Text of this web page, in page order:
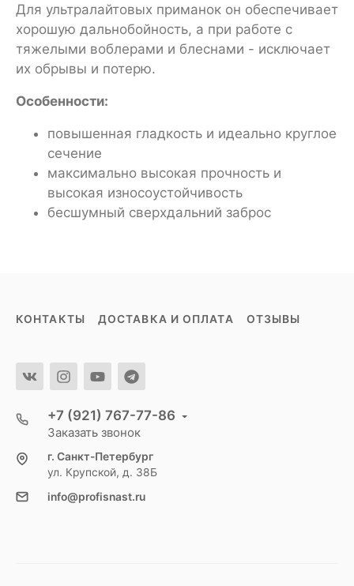
Для ультралайтовых приманок он обеспечивает
хорошую дальнобойность, а при работе с
тяжелыми воблерами и блеснами - исключает
их обрывы и потерю.
Особенности:
повышенная гладкость и идеально круглое
сечение
максимально высокая прочность и
высокая износоустойчивость
бесшумный сверхдальний заброс
КОНТАКТЫ ДОСТАВКА И ОПЛАТА ОТЗЫВЫ
+7 (921) 767-77-86
Заказать звонок
г. Санкт-Петербург
ул. Крупской, д. 38Б
info@profisnast.ru